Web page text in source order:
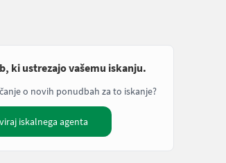
ki ustrezajo vašemu iskanju.
o novih ponudbah za to iskanje?
iskalnega agenta